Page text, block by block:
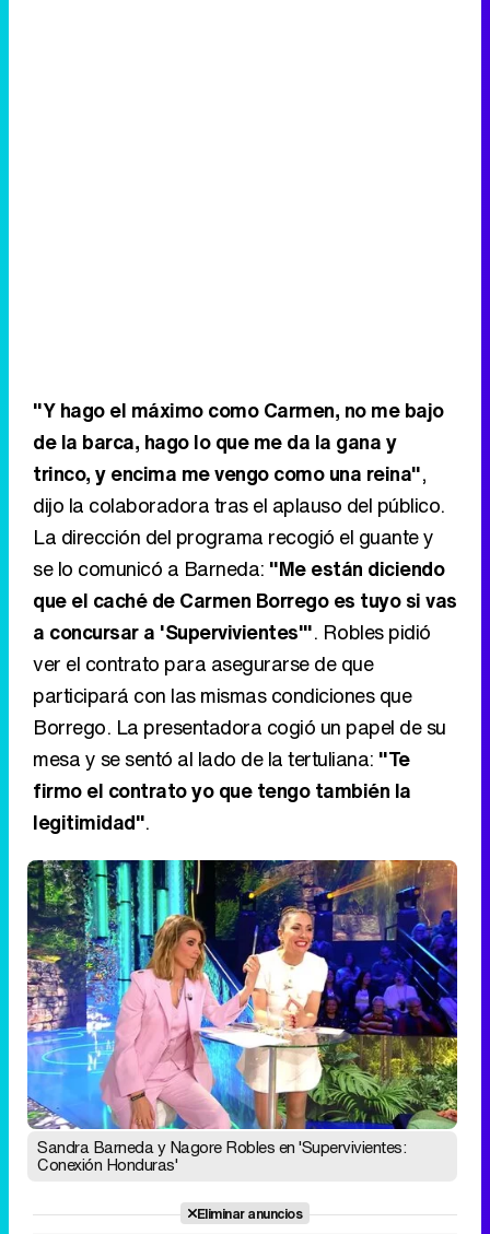
"Y hago el máximo como Carmen, no me bajo
de la barca, hago lo que me da la gana y
trinco, y encima me vengo como una reina",
dijo la colaboradora tras el aplauso del público.
La dirección del programa recogió el guante y
se lo comunicó a Barneda: "Me están diciendo
que el caché de Carmen Borrego es tuyo si vas
a concursar a 'Supervivientes'". Robles pidió
ver el contrato para asegurarse de que
participará con las mismas condiciones que
Borrego. La presentadora cogió un papel de su
mesa y se sentó al lado de la tertuliana: "Te
firmo el contrato yo que tengo también la
legitimidad".
Sandra Barneda y Nagore Robles en 'Supervivientes:
Conexión Honduras'
Eliminar anuncios